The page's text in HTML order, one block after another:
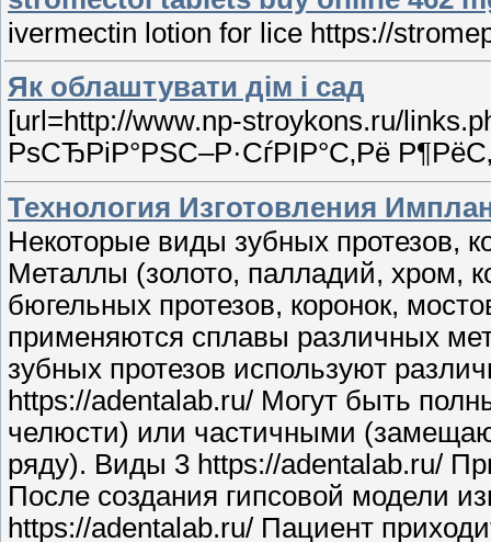
ivermectin lotion for lice https://
Як облаштувати дім і сад
[url=http://www.np-stroykons.ru/
РѕСЂРіР°РЅС–Р·СѓРІР°С‚Рё
Технология Изготовления
Некоторые виды зубных протезов,
Металлы (золото, палладий, хром,
бюгельных протезов, коронок,
применяются сплавы различных
зубных протезов используют
https://adentalab.ru/ Могут быть
челюсти) или частичными
ряду). Виды 3 https://adentalab.ru/
После создания гипсовой модели
https://adentalab.ru/ Пациент